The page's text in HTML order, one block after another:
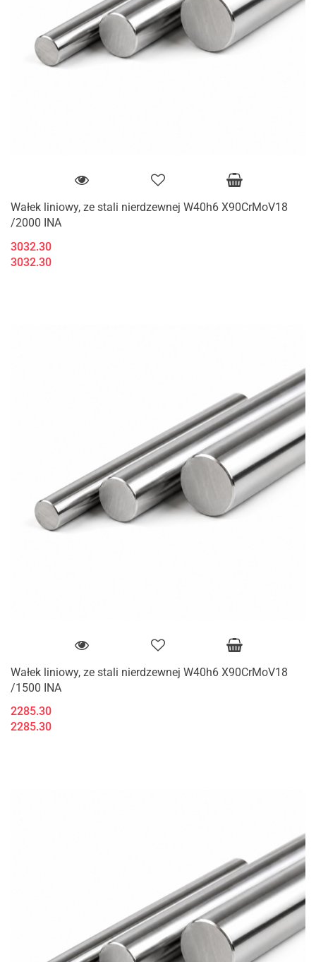
Wałek liniowy, ze stali nierdzewnej W40h6 X90CrMoV18
/2000 INA
3032.30
3032.30
Wałek liniowy, ze stali nierdzewnej W40h6 X90CrMoV18
/1500 INA
2285.30
2285.30